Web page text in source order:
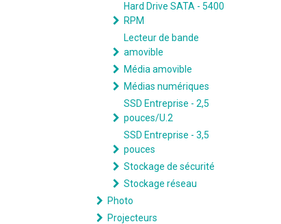
Hard Drive SATA - 5400
RPM
Lecteur de bande
amovible
Média amovible
Médias numériques
SSD Entreprise - 2,5
pouces/U.2
SSD Entreprise - 3,5
pouces
Stockage de sécurité
Stockage réseau
Photo
Projecteurs